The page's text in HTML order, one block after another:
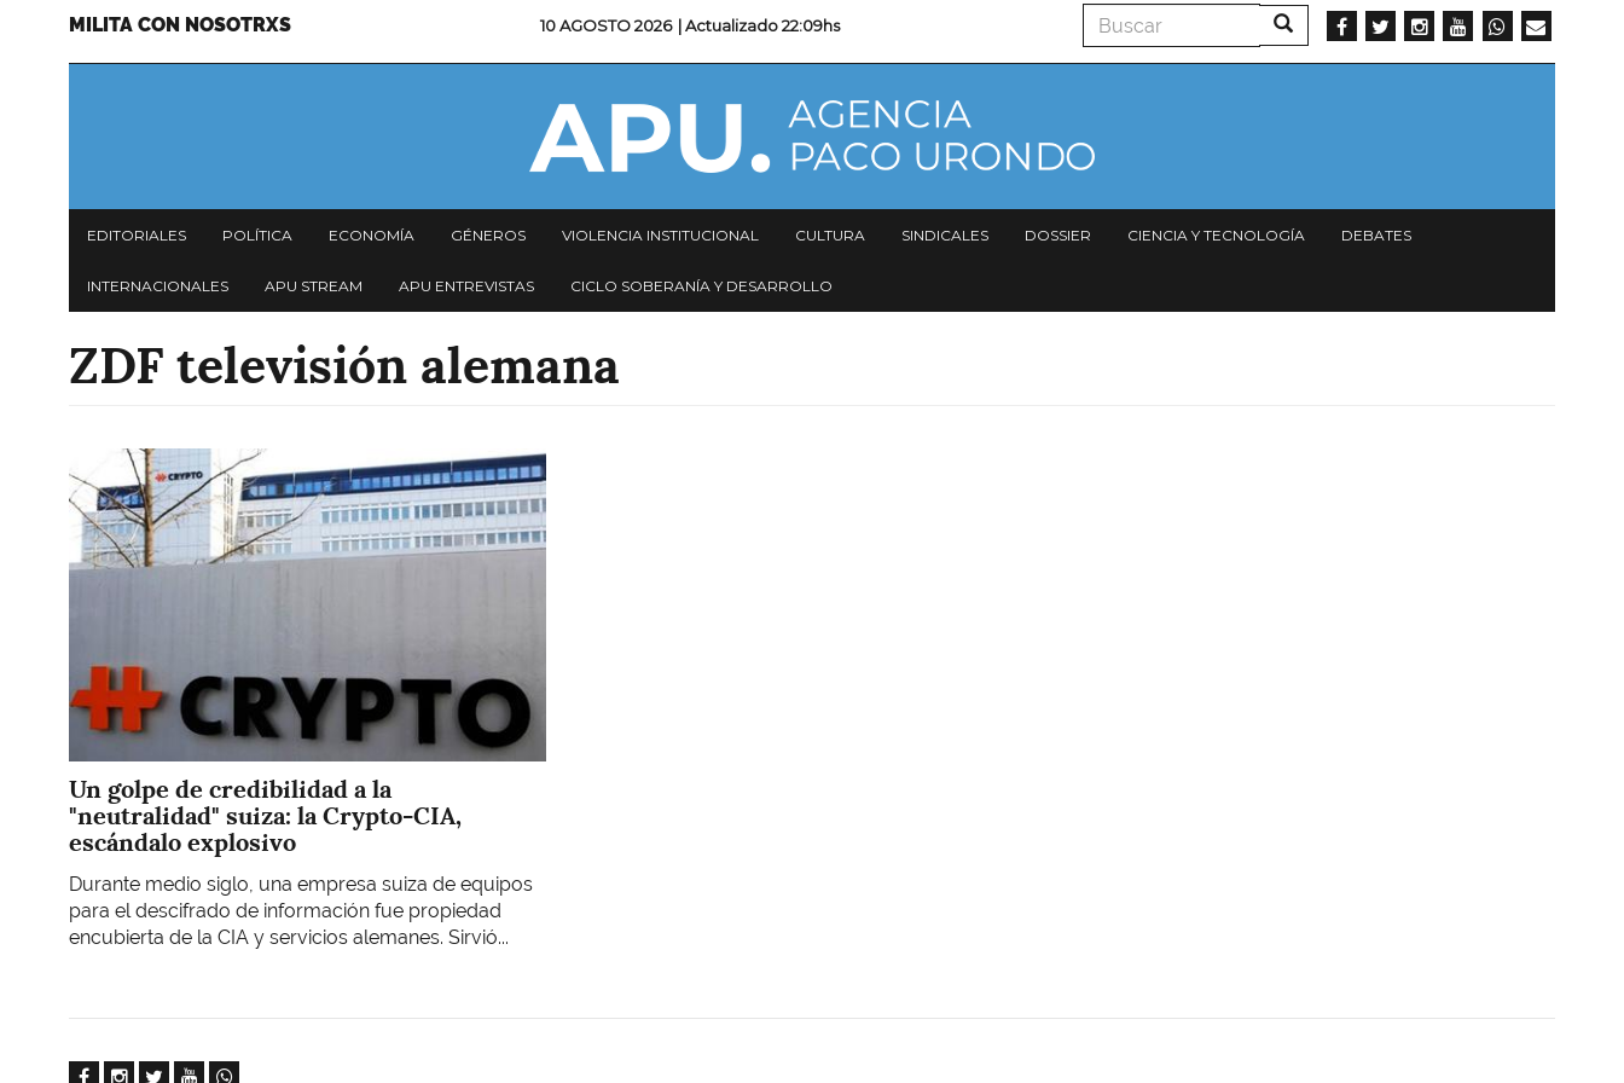
Menu
MILITA CON NOSOTRXS 10 AGOSTO 2026 | Actualizado22:09hs Buscar Buscar
Navegación
principal
EDITORIALES POLÍTICA ECONOMÍA GÉNEROS VIOLENCIA INSTITUCIONAL CULTURA SINDICALES DOSSIER CIENCIA Y TECNOLOGÍA DEBATES
INTERNACIONALES APU STREAM APU ENTREVISTAS CICLO SOBERANÍA Y DESARROLLO
ZDF televisión alemana
Imagen
Un golpe de credibilidad a la
"neutralidad" suiza: la Crypto-CIA,
escándalo explosivo
Durante medio siglo, una empresa suiza de equipos
para el descifrado de información fue propiedad
encubierta de la CIA y servicios alemanes. Sirvió...